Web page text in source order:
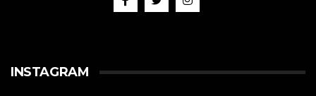
INSTAGRAM